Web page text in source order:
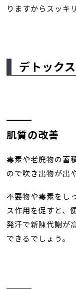
りますからスッキ
デトック
肌質の改善
毒素や老廃物の蓄
ので吹き出物が出
不要物や毒素をし
ス作用を促すと、
発汗で新陳代謝が
できるでしょう。